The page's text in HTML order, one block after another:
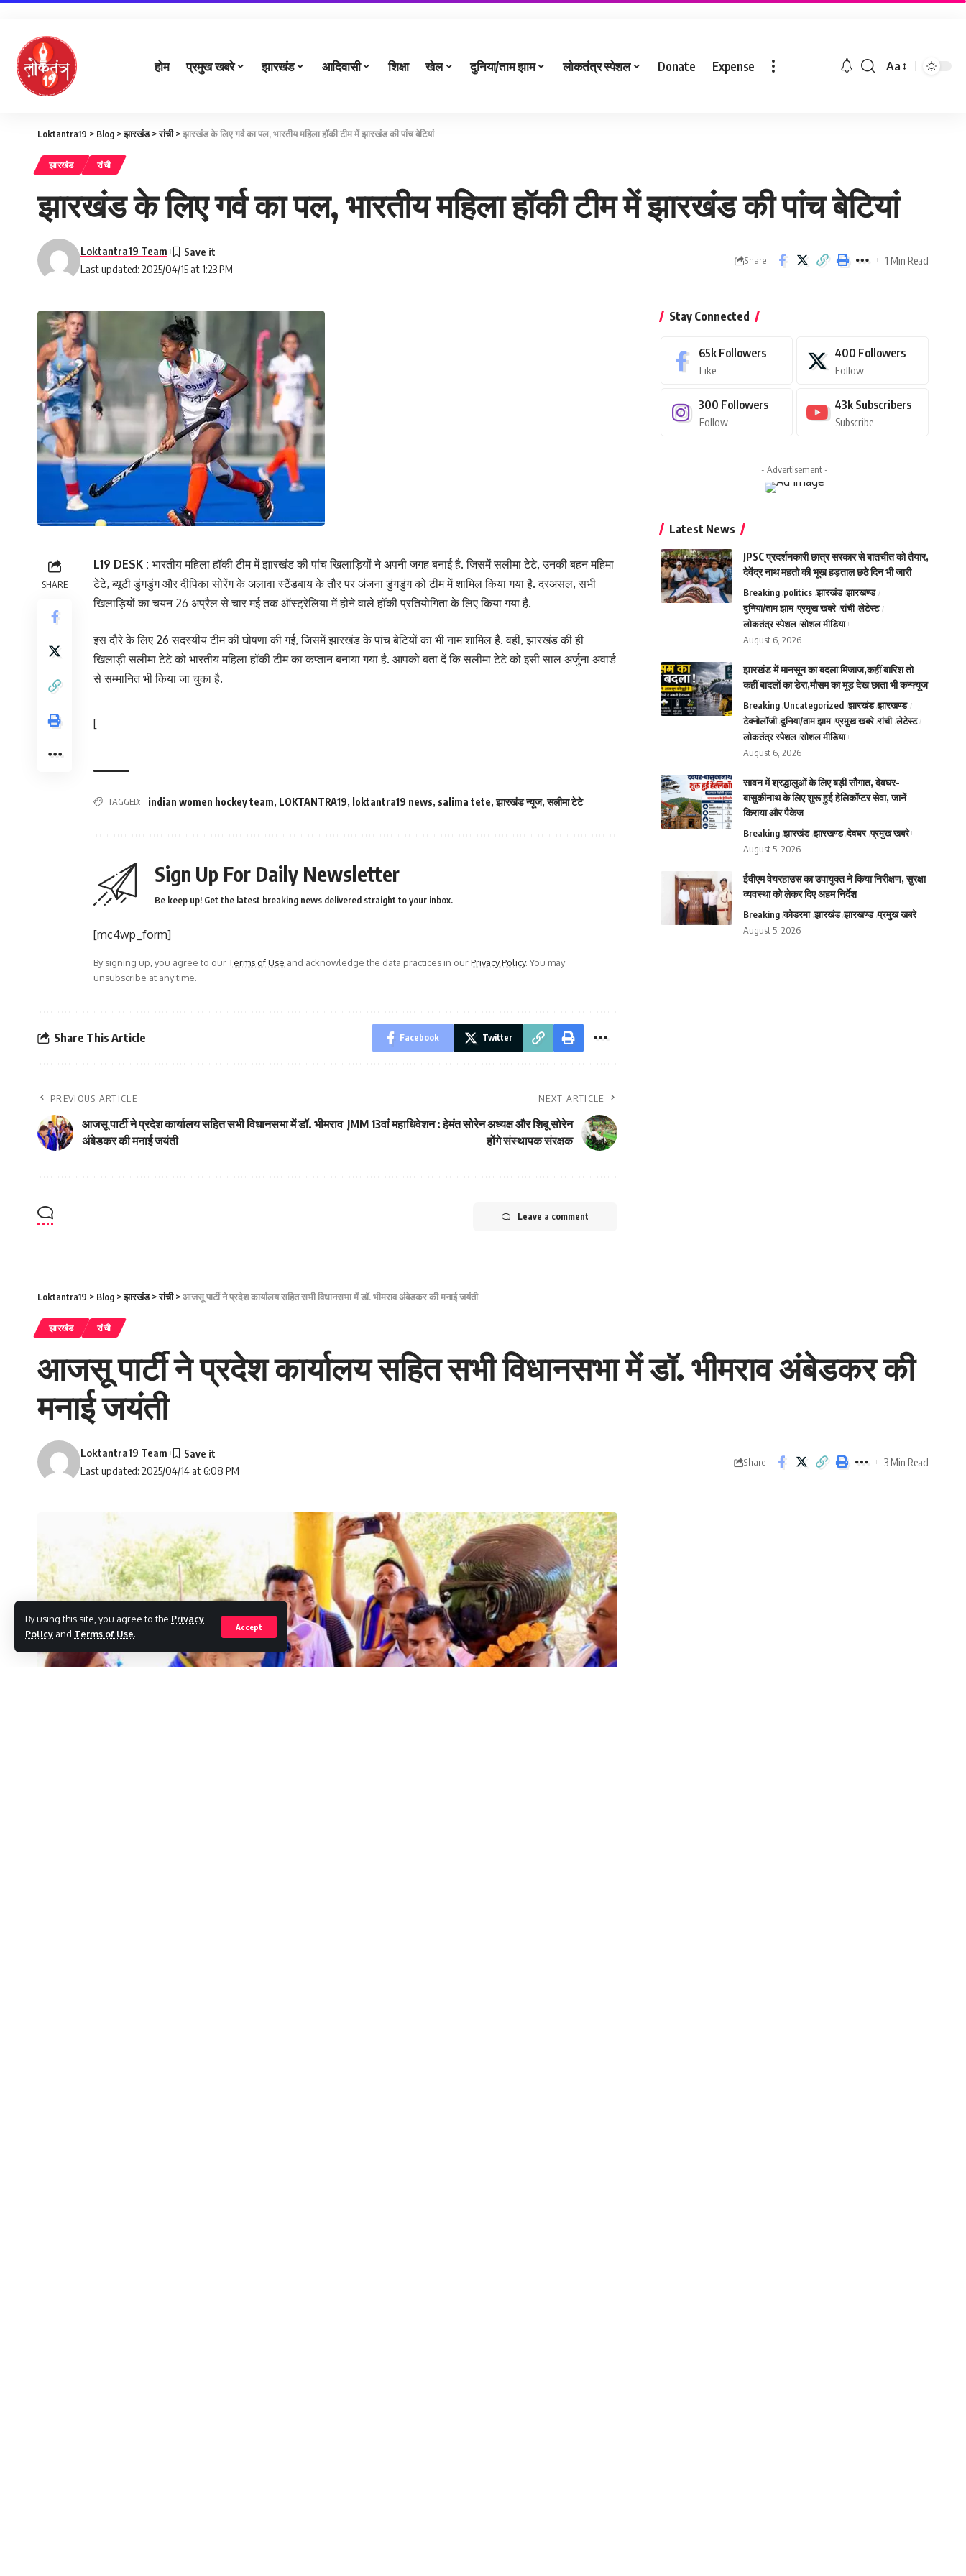
By using this site, you agree to the Privacy
Policy and Terms of Use.
Accept
होम प्रमुख खबरे झारखंड आदिवासी शिक्षा खेल दुनिया/ताम झाम लोकतंत्र स्पेशल Donate Expense Aa
Loktantra19 > Blog >झारखंड>रांची>झारखंड के लिए गर्व का पल, भारतीय महिला हॉकी टीम में झारखंड की पांच बेटियां
झारखंड रांची
झारखंड के लिए गर्व का पल, भारतीय महिला हॉकी टीम में झारखंड की पांच बेटियां
Last updated: 2025/04/15 at 1:23 PM
Loktantra19 Team
Share 1 Min Read
SHARE
L19 DESK : भारतीय महिला हॉकी टीम में झारखंड की पांच खिलाड़ियों ने अपनी जगह बनाई है. जिसमें सलीमा टेटे, उनकी बहन महिमा
टेटे, ब्यूटी डुंगडुंग और दीपिका सोरेंग के अलावा स्टैंडबाय के तौर पर अंजना डुंगडुंग को टीम में शामिल किया गया है. दरअसल, सभी
खिलाड़ियों का चयन 26 अप्रैल से चार मई तक ऑस्ट्रेलिया में होने वाले हॉकी प्रतियोगिता के लिए किया गया है.
इस दौरे के लिए 26 सदस्यीय टीम की घोषणा की गई, जिसमें झारखंड के पांच बेटियों का भी नाम शामिल है. वहीं, झारखंड की ही
खिलाड़ी सलीमा टेटे को भारतीय महिला हॉकी टीम का कप्तान बनाया गया है. आपको बता दें कि सलीमा टेटे को इसी साल अर्जुना अवार्ड
से सम्मानित भी किया जा चुका है.
[
TAGGED: indian women hockey team, LOKTANTRA19, loktantra19 news, salima tete,झारखंड न्यूज,सलीमा टेटे
Sign Up For Daily Newsletter
Be keep up! Get the latest breaking news delivered straight to your inbox.
[mc4wp_form]
By signing up, you agree to ourTerms of Use and acknowledge the data practices in ourPrivacy Policy. You may
unsubscribe at any time.
Share This Article Facebook Twitter
PREVIOUS ARTICLE
आजसू पार्टी ने प्रदेश कार्यालय सहित सभी विधानसभा में डॉ. भीमराव
अंबेडकर की मनाई जयंती
NEXT ARTICLE
JMM 13वां महाधिवेशन : हेमंत सोरेन अध्यक्ष और शिबू सोरेन
होंगे संस्थापक संरक्षक
Leave a comment
Stay Connected
65k Followers
Like
400 Followers
Follow
300 Followers
Follow
43k Subscribers
Subscribe
- Advertisement -
Latest News
JPSC प्रदर्शनकारी छात्र सरकार से बातचीत को तैयार,
देवेंद्र नाथ महतो की भूख हड़ताल छठे दिन भी जारी
Breaking politics झारखंड झारखण्ड
दुनिया/ताम झाम प्रमुख खबरे रांची लेटेस्ट
लोकतंत्र स्पेशल सोशल मीडिया
August 6, 2026
झारखंड में मानसून का बदला मिजाज,कहीं बारिश तो
कहीं बादलों का डेरा,मौसम का मूड देख छाता भी कन्फ्यूज
Breaking Uncategorized झारखंड झारखण्ड
टेक्नोलॉजी दुनिया/ताम झाम प्रमुख खबरे रांची लेटेस्ट
लोकतंत्र स्पेशल सोशल मीडिया
August 6, 2026
सावन में श्रद्धालुओं के लिए बड़ी सौगात, देवघर-
बासुकीनाथ के लिए शुरू हुई हेलिकॉप्टर सेवा, जानें
किराया और पैकेज
Breaking झारखंड झारखण्ड देवघर प्रमुख खबरे
August 5, 2026
ईवीएम वेयरहाउस का उपायुक्त ने किया निरीक्षण, सुरक्षा
व्यवस्था को लेकर दिए अहम निर्देश
Breaking कोडरमा झारखंड झारखण्ड प्रमुख खबरे
August 5, 2026
Loktantra19 > Blog >झारखंड>रांची>आजसू पार्टी ने प्रदेश कार्यालय सहित सभी विधानसभा में डॉ. भीमराव अंबेडकर की मनाई जयंती
झारखंड रांची
आजसू पार्टी ने प्रदेश कार्यालय सहित सभी विधानसभा में डॉ. भीमराव अंबेडकर की
मनाई जयंती
Last updated: 2025/04/14 at 6:08 PM
Loktantra19 Team
Share 3 Min Read